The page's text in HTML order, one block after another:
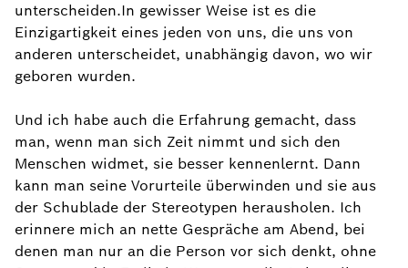
unterscheiden.In gewisser Weise ist es die
Einzigartigkeit eines jeden von uns, die uns von
anderen unterscheidet, unabhängig davon, wo wir
geboren wurden.
Und ich habe auch die Erfahrung gemacht, dass
man, wenn man sich Zeit nimmt und sich den
Menschen widmet, sie besser kennenlernt. Dann
kann man seine Vorurteile überwinden und sie aus
der Schublade der Stereotypen herausholen. Ich
erinnere mich an nette Gespräche am Abend, bei
denen man nur an die Person vor sich denkt, ohne